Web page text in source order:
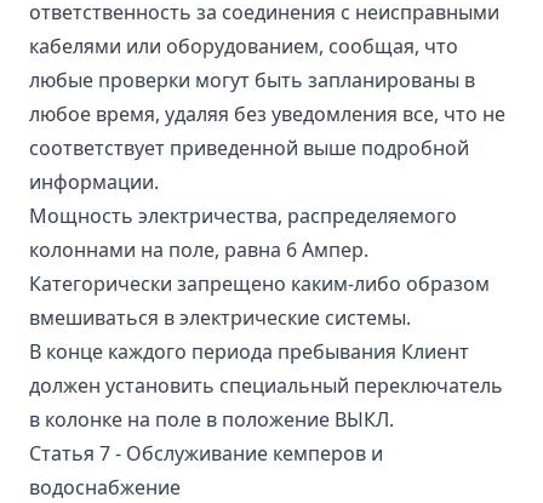
ответственность за соединения с неисправными
кабелями или оборудованием, сообщая, что
любые проверки могут быть запланированы в
любое время, удаляя без уведомления все, что не
соответствует приведенной выше подробной
информации.
Мощность электричества, распределяемого
колоннами на поле, равна 6 Ампер.
Категорически запрещено каким-либо образом
вмешиваться в электрические системы.
В конце каждого периода пребывания Клиент
должен установить специальный переключатель
в колонке на поле в положение ВЫКЛ.
Статья 7 - Обслуживание кемперов и
водоснабжение